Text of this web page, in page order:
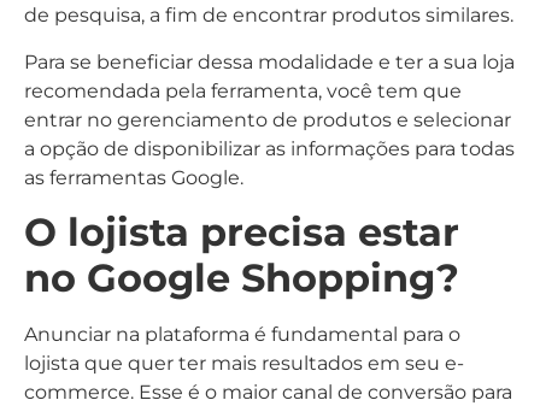
de pesquisa, a fim de encontrar produtos similares.
Para se beneficiar dessa modalidade e ter a sua loja
recomendada pela ferramenta, você tem que
entrar no gerenciamento de produtos e selecionar
a opção de disponibilizar as informações para todas
as ferramentas Google.
O lojista precisa estar
no Google Shopping?
Anunciar na plataforma é fundamental para o
lojista que quer ter mais resultados em seu e-
commerce. Esse é o maior canal de conversão para